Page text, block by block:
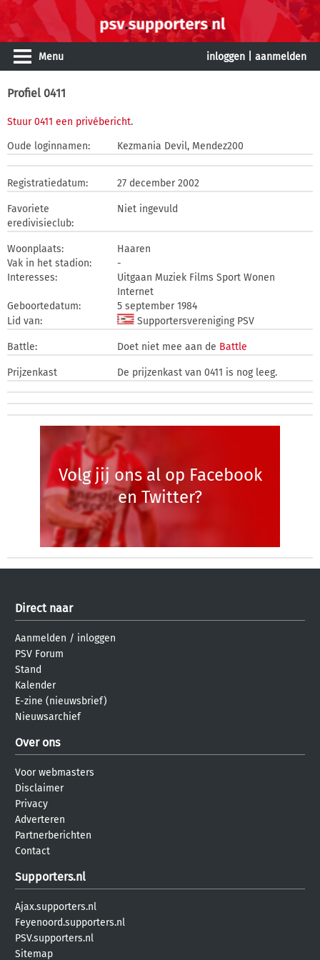
Menu inloggen aanmelden
Profiel 0411
Stuur 0411 een privébericht.
Oude loginnamen:
Kezmania Devil, Mendez200
Registratiedatum: 27 december 2002
Favoriete
eredivisieclub:
Niet ingevuld
Woonplaats:
Haaren
Vak in het stadion:
-
Interesses:
Uitgaan Muziek Films Sport Wonen
Internet
Geboortedatum:
5 september 1984
Lid van:
Supportersvereniging PSV
Battle: Doet niet mee aan de Battle
Prijzenkast De prijzenkast van 0411 is nog leeg.
Volg jij ons al op Facebook
en Twitter?
Direct naar
Aanmelden / inloggen
PSV Forum
Stand
Kalender
E-zine (nieuwsbrief)
Nieuwsarchief
Over ons
Voor webmasters
Disclaimer
Privacy
Adverteren
Partnerberichten
Contact
Supporters.nl
Ajax.supporters.nl
Feyenoord.supporters.nl
PSV.supporters.nl
Sitemap